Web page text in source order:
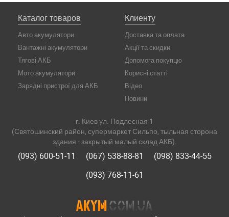
Каталог товаров
Авто акумулятори
Вантажні акумулятори
Тягові АКБ
Мото акумулятори
Зарядні пристрої для АКБ
Клиенту
Доставка та оплата
Акції та скидки
Допомога покупцю
Корисні статті
Відео
Новини
г. Киев ул. Подлесная 1
(Святошинский район, супермаркет Сильпо, тыльная сторона
здания - закрытый малый склад АКБ).
(093) 600-51-11 (067) 538-88-81
(098) 833-44-55
(093) 768-11-61